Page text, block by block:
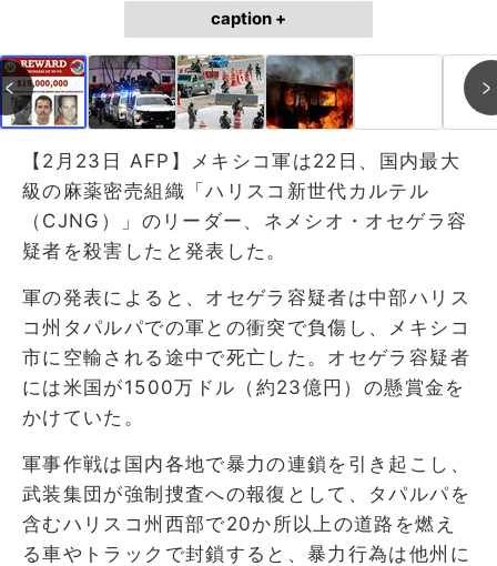
caption +
【2月23日 AFP】メキシコ軍は22日、国内最大
級の麻薬密売組織「ハリスコ新世代カルテル
（CJNG）」のリーダー、ネメシオ・オセゲラ容
疑者を殺害したと発表した。
軍の発表によると、オセゲラ容疑者は中部ハリス
コ州タパルパでの軍との衝突で負傷し、メキシコ
市に空輸される途中で死亡した。オセゲラ容疑者
には米国が1500万ドル（約23億円）の懸賞金を
かけていた。
軍事作戦は国内各地で暴力の連鎖を引き起こし、
武装集団が強制捜査への報復として、タパルパを
含むハリスコ州西部で20か所以上の道路を燃え
る車やトラックで封鎖すると、暴力行為は他州に